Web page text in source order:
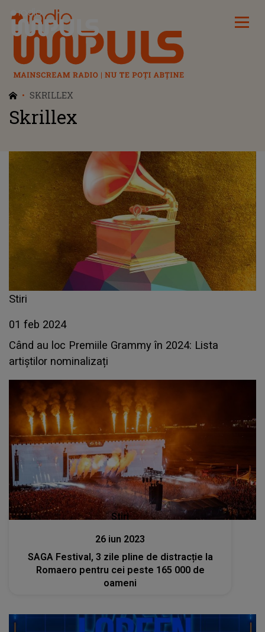
Radio Impuls
SKRILLEX
Skrillex
Stiri
01 feb 2024
Când au loc Premiile Grammy în 2024: Lista
artiștilor nominalizați
Stiri
26 iun 2023
SAGA Festival, 3 zile pline de distracție la
Romaero pentru cei peste 165 000 de
oameni